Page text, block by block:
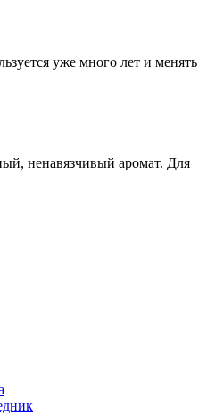
уже много лет и менять
ненавязчивый аромат. Для